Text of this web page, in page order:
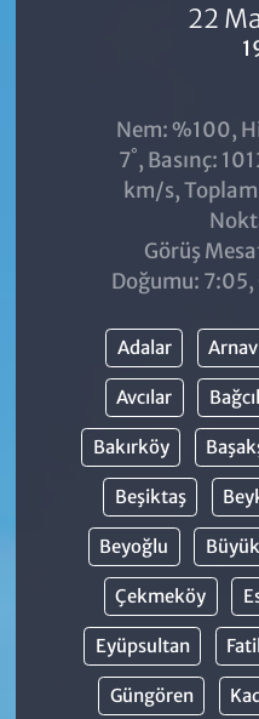
22
Nem: %100,
7°, Basınç:
km/s, Toplam
Görüş
Doğumu: 7:05,
Adalar
Avcılar
Bakırköy
Beşiktaş
Beyoğlu
Çekmeköy
Eyüpsultan
Güngören